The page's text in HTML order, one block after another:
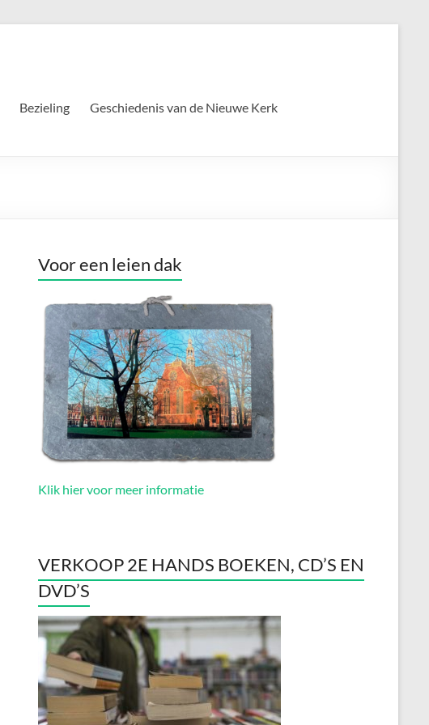
Bezieling
Geschiedenis van de Nieuwe Kerk
Voor een leien dak
Klik hier voor meer informatie
VERKOOP 2E HANDS BOEKEN, CD’S EN
DVD’S